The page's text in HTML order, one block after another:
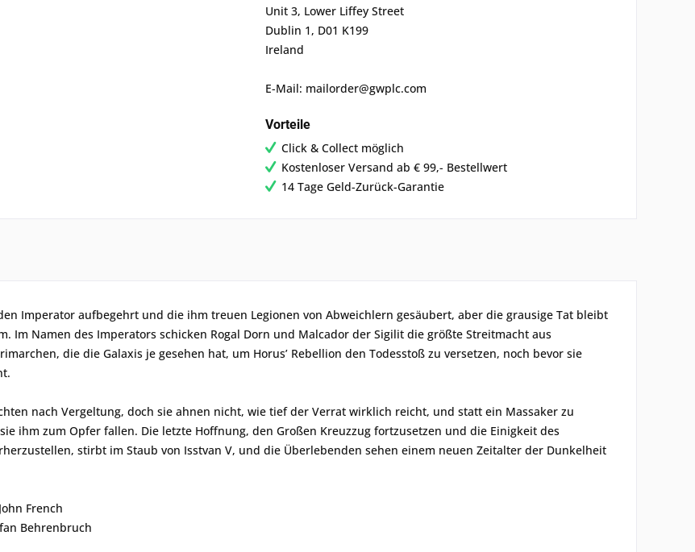
Unit 3, Lower Liffey Street
Dublin 1, D01 K199
Ireland
E-Mail: mailorder@gwplc.com
Vorteile
Click & Collect möglich
Kostenloser Versand ab € 99,- Bestellwert
14 Tage Geld-Zurück-Garantie
Imperator aufbegehrt und die ihm treuen Legionen von Abweichlern gesäubert, aber die grausige Tat bleibt
Im Namen des Imperators schicken Rogal Dorn und Malcador der Sigilit die größte Streitmacht aus
die die Galaxis je gesehen hat, um Horus’ Rebellion den Todesstoß zu versetzen, noch bevor sie
nach Vergeltung, doch sie ahnen nicht, wie tief der Verrat wirklich reicht, und statt ein Massaker zu
ihm zum Opfer fallen. Die letzte Hoffnung, den Großen Kreuzzug fortzusetzen und die Einigkeit des
stirbt im Staub von Isstvan V, und die Überlebenden sehen einem neuen Zeitalter der Dunkelheit
French
Behrenbruch